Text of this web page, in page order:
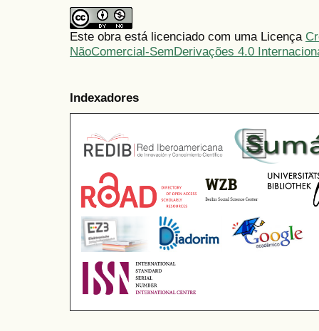
Este obra está licenciado com uma Licença
NãoComercial-SemDerivações 4.0
Indexadores